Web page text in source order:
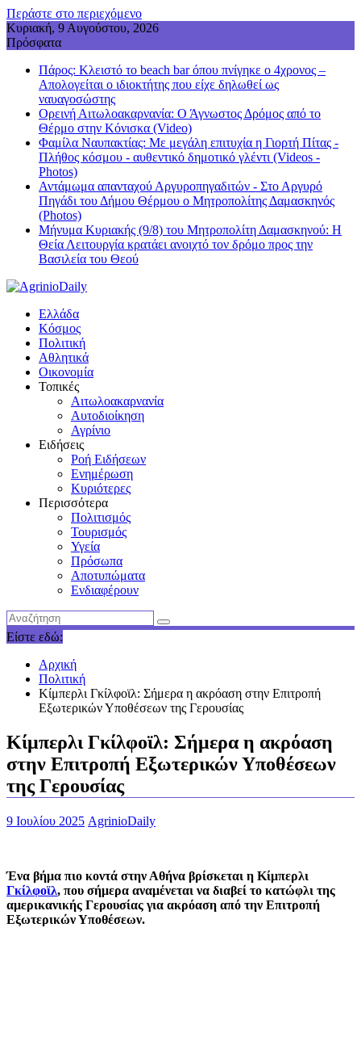
Περάστε στο περιεχόμενο
Κυριακή, 9 Αυγούστου, 2026
Πρόσφατα
Πάρος: Κλειστό το beach bar όπου πνίγηκε ο 4χρονος –
Απολογείται ο ιδιοκτήτης που είχε δηλωθεί ως
ναυαγοσώστης
Ορεινή Αιτωλοακαρνανία: Ο Άγνωστος Δρόμος από το
Θέρμο στην Κόνισκα (Video)
Φαμίλα Ναυπακτίας: Με μεγάλη επιτυχία η Γιορτή Πίτας -
Πλήθος κόσμου - αυθεντικό δημοτικό γλέντι (Videos -
Photos)
Αντάμωμα απανταχού Αργυροπηγαδιτών - Στο Αργυρό
Πηγάδι του Δήμου Θέρμου ο Μητροπολίτης Δαμασκηνός
(Photos)
Μήνυμα Κυριακής (9/8) του Μητροπολίτη Δαμασκηνού: Η
Θεία Λειτουργία κρατάει ανοιχτό τον δρόμο προς την
Βασιλεία του Θεού
Ελλάδα
Κόσμος
Πολιτική
Αθλητικά
Οικονομία
Τοπικές
Αιτωλοακαρνανία
Αυτοδιοίκηση
Αγρίνιο
Ειδήσεις
Ροή Ειδήσεων
Ενημέρωση
Κυριότερες
Περισσότερα
Πολιτισμός
Τουρισμός
Υγεία
Πρόσωπα
Αποτυπώματα
Ενδιαφέρουν
Είστε εδώ:
Αρχική
Πολιτική
Κίμπερλι Γκίλφοϊλ: Σήμερα η ακρόαση στην Επιτροπή
Εξωτερικών Υποθέσεων της Γερουσίας
Κίμπερλι Γκίλφοϊλ: Σήμερα η ακρόαση
στην Επιτροπή Εξωτερικών Υποθέσεων
της Γερουσίας
9 Ιουλίου 2025 AgrinioDaily
Ένα βήμα πιο κοντά στην Αθήνα βρίσκεται η Κίμπερλι
Γκίλφοϊλ, που σήμερα αναμένεται να διαβεί το κατώφλι της
αμερικανικής Γερουσίας για ακρόαση από την Επιτροπή
Εξωτερικών Υποθέσεων.